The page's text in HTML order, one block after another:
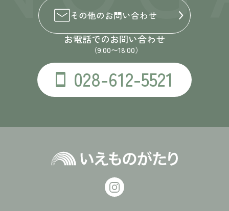
その他のお問い合わせ
お電話でのお問い合わせ
（9:00〜18:00）
028-612-5521